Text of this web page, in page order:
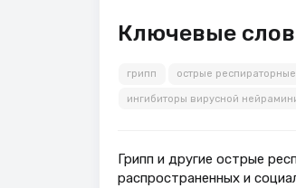
Ключевые
грипп острые
ингибиторы вирусной
Грипп и другие острые
распространенных и